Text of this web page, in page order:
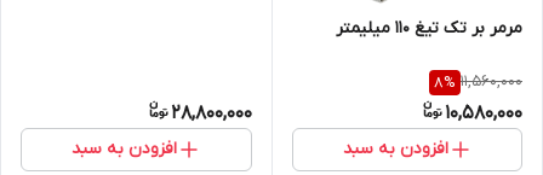
مرمر بر تک تیغ 110 میلیمتر
11,560,000
8%
10,580,000
افزودن به سبد
28,800,000
افزودن به سبد